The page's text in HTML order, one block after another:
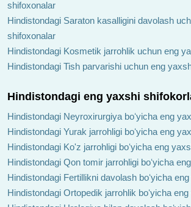
shifoxonalar
Hindistondagi Saraton kasalligini davolash
shifoxonalar
Hindistondagi Kosmetik jarrohlik uchun eng
Hindistondagi Tish parvarishi uchun eng
Hindistondagi eng yaxshi
Hindistondagi Neyroxirurgiya boʻyicha eng
Hindistondagi Yurak jarrohligi boʻyicha eng
Hindistondagi Ko'z jarrohligi boʻyicha eng
Hindistondagi Qon tomir jarrohligi boʻyicha
Hindistondagi Fertillikni davolash boʻyicha
Hindistondagi Ortopedik jarrohlik boʻyicha